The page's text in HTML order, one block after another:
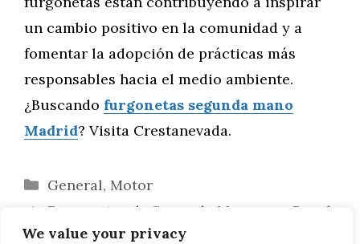
We value your privacy
un cambio positivo en la comunidad y a
fomentar la adopción de prácticas más
responsables hacia el medio ambiente.
¿Buscando furgonetas segunda mano
Madrid? Visita Crestanevada.
Categorías
General, Motor
Furgonetas de Segunda Mano y su Papel
en la Cultura Maker de Madrid